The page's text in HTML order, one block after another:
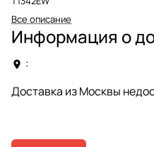
Все описание
Информация о
:
Доставка из Москвы